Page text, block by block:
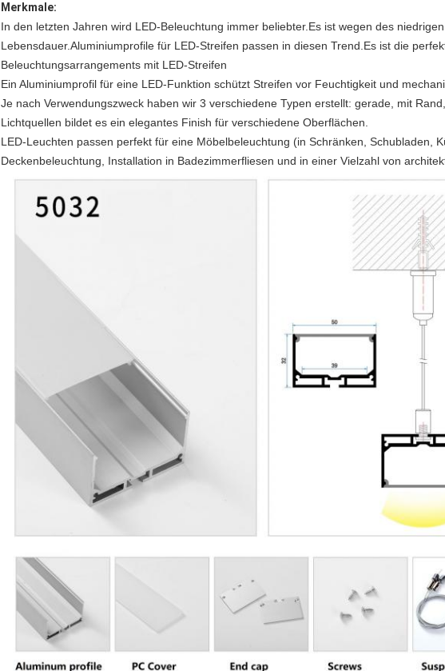
Merkmale:
In den letzten Jahren wird LED-Beleuchtung immer beliebter.Es ist wegen des
Lebensdauer.Aluminiumprofile für LED-Streifen passen in diesen Trend.Es ist die
Beleuchtungsarrangements mit LED-Streifen
Ein Aluminiumprofil für eine LED-Funktion schützt Streifen vor Feuchtigkeit und
Je nach Verwendungszweck haben wir 3 verschiedene Typen erstellt: gerade, mit
Lichtquellen bildet es ein elegantes Finish für verschiedene Oberflächen.
LED-Leuchten passen perfekt für eine Möbelbeleuchtung (in Schränken, Schubladen,
Deckenbeleuchtung, Installation in Badezimmerfliesen und in einer Vielzahl von